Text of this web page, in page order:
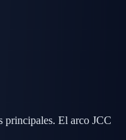
principales. El arco JCC